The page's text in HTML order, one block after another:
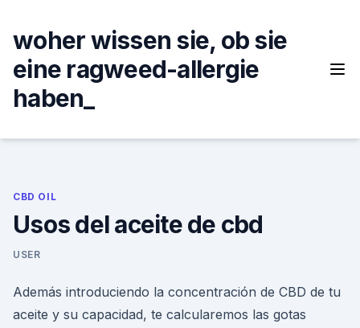
content
woher wissen sie, ob sie
eine ragweed-allergie
haben_
CBD OIL
Usos del aceite de cbd
USER
Además introduciendo la concentración de CBD de tu
aceite y su capacidad, te calcularemos las gotas